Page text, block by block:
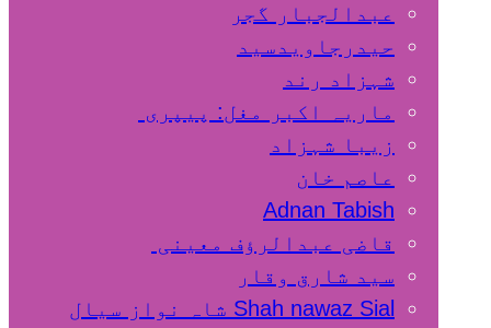
عبدالجبار گجر
حیدرجاویدسید
شہزاد رند
ماریہ اکبر مغل: پیپری
زیبا شہزاد
عاصم خان
Adnan Tabish
قاضی عبدالرؤف معینی
سید شارق وقار
Shah nawaz Sial شاہ نواز سیال